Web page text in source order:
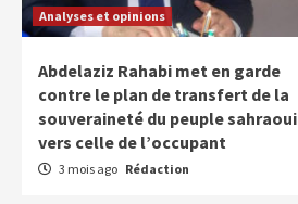
Analyses et opinions
Abdelaziz Rahabi met en garde
contre le plan de transfert de la
souveraineté du peuple sahraoui
vers celle de l’occupant
3 mois ago Rédaction